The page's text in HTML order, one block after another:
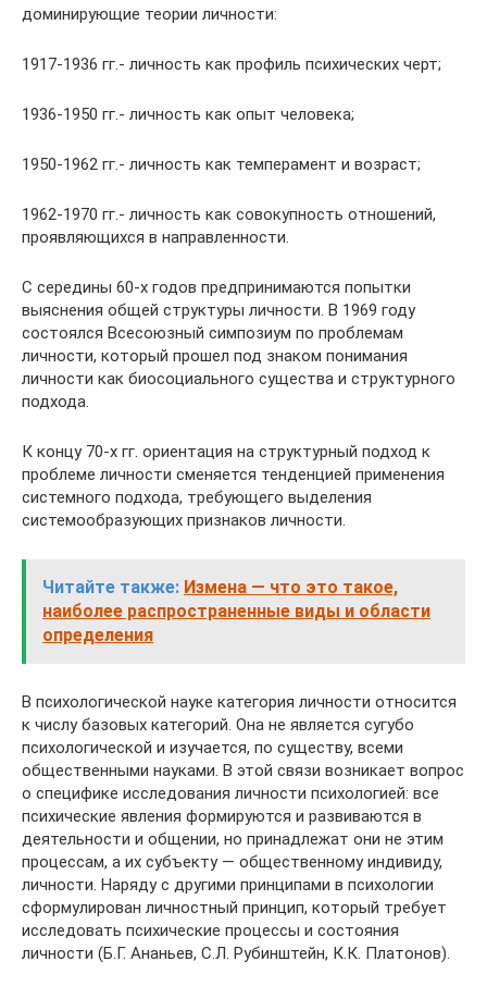
доминирующие теории личности:
1917-1936 гг.- личность как профиль психических черт;
1936-1950 гг.- личность как опыт человека;
1950-1962 гг.- личность как темперамент и возраст;
1962-1970 гг.- личность как совокупность отношений,
проявляющихся в направленности.
С середины 60-х годов предпринимаются попытки
выяснения общей структуры личности. В 1969 году
состоялся Всесоюзный симпозиум по проблемам
личности, который прошел под знаком понимания
личности как биосоциального существа и структурного
подхода.
К концу 70-х гг. ориентация на структурный подход к
проблеме личности сменяется тенденцией применения
системного подхода, требующего выделения
системообразующих признаков личности.
Читайте также: Измена — что это такое,
наиболее распространенные виды и области
определения
В психологической науке категория личности относится
к числу базовых категорий. Она не является сугубо
психологической и изучается, по существу, всеми
общественными науками. В этой связи возникает вопрос
о специфике исследования личности психологией: все
психические явления формируются и развиваются в
деятельности и общении, но принадлежат они не этим
процессам, а их субъекту — общественному индивиду,
личности. Наряду с другими принципами в психологии
сформулирован личностный принцип, который требует
исследовать психические процессы и состояния
личности (Б.Г. Ананьев, С.Л. Рубинштейн, К.К. Платонов).